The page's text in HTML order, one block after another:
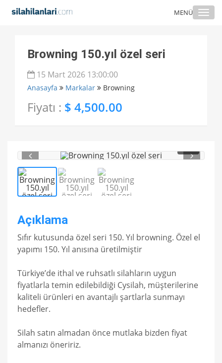
MENÜ
Browning 150.yıl özel seri
15 Mart 2026 13:00:00
Anasayfa Markalar Browning
Fiyatı : $ 4,500.00
1/ 3
Açıklama
Sıfır kutusunda özel seri 150. Yıl browning. Özel el
yapımı 150. Yıl anısına üretilmiştir
Türkiye’de ithal ve ruhsatlı silahların uygun
fiyatlarla temin edilebildiği Cysilah, müşterilerine
kaliteli ürünleri en avantajlı şartlarla sunmayı
hedefler.
Silah satın almadan önce mutlaka bizden fiyat
almanızı öneririz.